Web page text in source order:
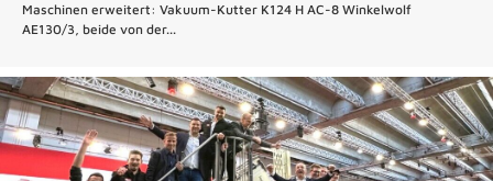
Maschinen erweitert: Vakuum-Kutter K124 H AC-8 Winkelwolf
AE130/3, beide von der...